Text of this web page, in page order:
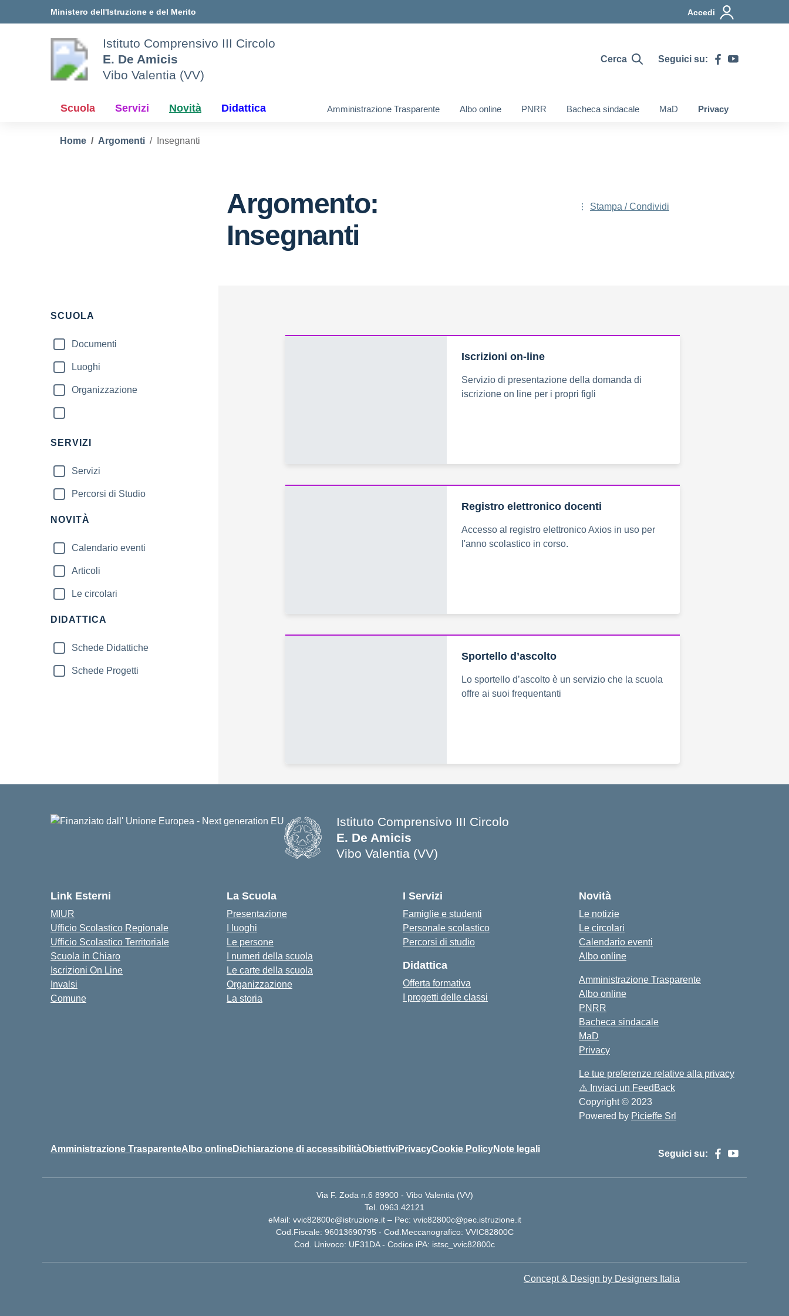
Ministero dell'Istruzione e del Merito Accedi
Istituto Comprensivo III Circolo
E. De Amicis
Vibo Valentia (VV)
Cerca Seguici su:
Scuola Servizi Novità Didattica Amministrazione Trasparente Albo online PNRR Bacheca sindacale MaD Privacy
Home Argomenti Insegnanti
Argomento:
Insegnanti
Stampa / Condividi
SCUOLA
Documenti
Luoghi
Organizzazione
SERVIZI
Servizi
Percorsi di Studio
NOVITÀ
Calendario eventi
Articoli
Le circolari
DIDATTICA
Schede Didattiche
Schede Progetti
Iscrizioni on-line
Servizio di presentazione della domanda di
iscrizione on line per i propri figli
Registro elettronico docenti
Accesso al registro elettronico Axios in uso per
l'anno scolastico in corso.
Sportello d’ascolto
Lo sportello d’ascolto è un servizio che la scuola
offre ai suoi frequentanti
Istituto Comprensivo III Circolo
E. De Amicis
Vibo Valentia (VV)
Link Esterni
MIUR
Ufficio Scolastico Regionale
Ufficio Scolastico Territoriale
Scuola in Chiaro
Iscrizioni On Line
Invalsi
Comune
La Scuola
Presentazione
I luoghi
Le persone
I numeri della scuola
Le carte della scuola
Organizzazione
La storia
I Servizi
Famiglie e studenti
Personale scolastico
Percorsi di studio
Didattica
Offerta formativa
I progetti delle classi
Novità
Le notizie
Le circolari
Calendario eventi
Albo online
Amministrazione Trasparente
Albo online
PNRR
Bacheca sindacale
MaD
Privacy
Le tue preferenze relative alla privacy
⚠️ Inviaci un FeedBack
Copyright © 2023
Powered by Picieffe Srl
Amministrazione TrasparenteAlbo onlineDichiarazione di accessibilitàObiettiviPrivacyCookie PolicyNote legali Seguici su:
Via F. Zoda n.6 89900 - Vibo Valentia (VV)
Tel. 0963.42121
eMail: vvic82800c@istruzione.it – Pec: vvic82800c@pec.istruzione.it
Cod.Fiscale: 96013690795 - Cod.Meccanografico: VVIC82800C
Cod. Univoco: UF31DA - Codice iPA: istsc_vvic82800c
Concept & Design by Designers Italia